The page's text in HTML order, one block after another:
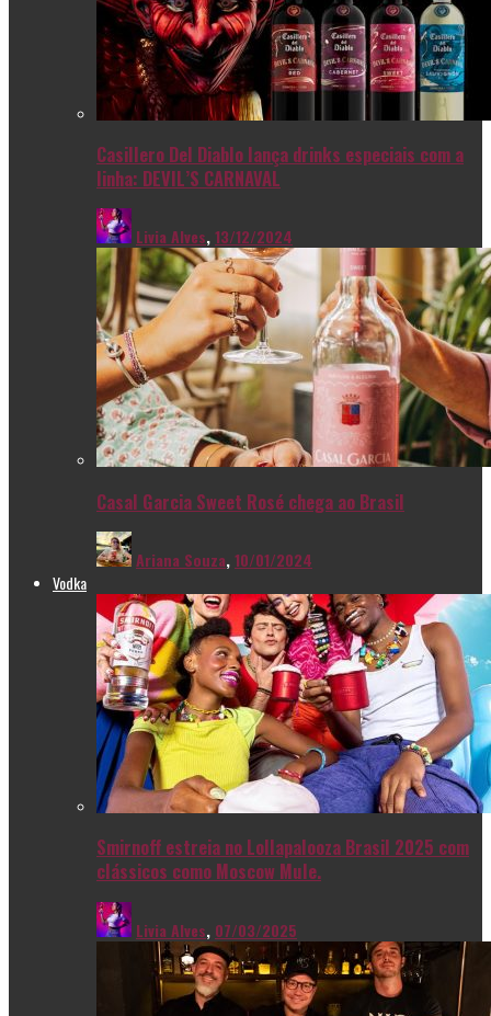
Casillero Del Diablo lança drinks especiais com a
linha: DEVIL’S CARNAVAL
Livia Alves,13/12/2024
Casal Garcia Sweet Rosé chega ao Brasil
Ariana Souza,10/01/2024
Vodka
Smirnoff estreia no Lollapalooza Brasil 2025 com
clássicos como Moscow Mule.
Livia Alves, 07/03/2025